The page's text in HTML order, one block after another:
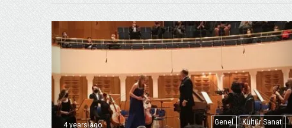
Genel Kültür Sanat
4 years ago